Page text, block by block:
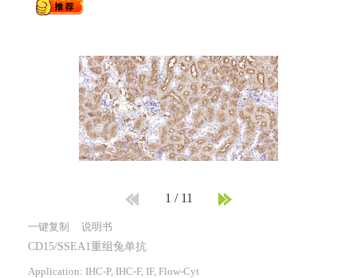
1 / 11
一键复制 说明书
CD15/SSEA1重组兔单抗
Application: IHC-P, IHC-F, IF, Flow-Cyt